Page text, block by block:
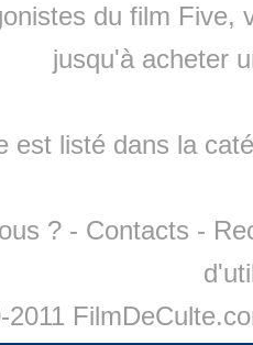
du film Five,
jusqu'à acheter
est listé dans la
? - Contacts -
2011